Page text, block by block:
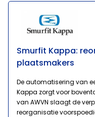
Smurfit Kappa:
plaatsmakers
De automatisering van
Kappa zorgt voor
van AWVN slaagt de
reorganisatie